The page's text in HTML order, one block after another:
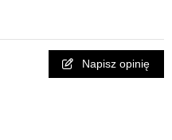
Napisz opinię